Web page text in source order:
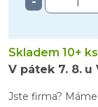
Skladem 10+ ks
V pátek 7. 8. u
Jste firma?